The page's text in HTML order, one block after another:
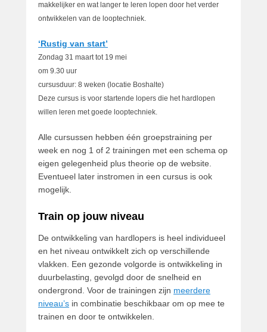
makkelijker en wat langer te leren lopen door het verder
ontwikkelen van de looptechniek.
‘Rustig van start’
Zondag 31 maart tot 19 mei
om 9.30 uur
cursusduur: 8 weken (locatie Boshalte)
Deze cursus is voor startende lopers die het hardlopen
willen leren met goede looptechniek.
Alle cursussen hebben één groepstraining per
week en nog 1 of 2 trainingen met een schema op
eigen gelegenheid plus theorie op de website.
Eventueel later instromen in een cursus is ook
mogelijk.
Train op jouw niveau
De ontwikkeling van hardlopers is heel individueel
en het niveau ontwikkelt zich op verschillende
vlakken. Een gezonde volgorde is ontwikkeling in
duurbelasting, gevolgd door de snelheid en
ondergrond. Voor de trainingen zijn meerdere
niveau’s in combinatie beschikbaar om op mee te
trainen en door te ontwikkelen.